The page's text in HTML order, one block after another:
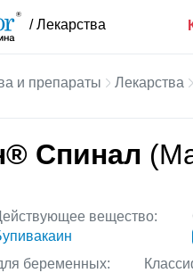
/ Лекарства
и препараты Лекарства
Спинал
вещество:
беременных: